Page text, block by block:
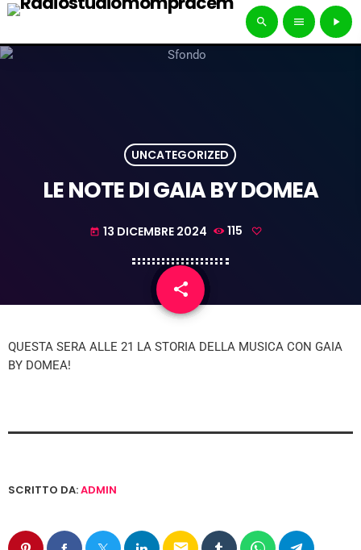
search menu play_arrow
UNCATEGORIZED
LE NOTE DI GAIA BY DOMEA
today 13 DICEMBRE 2024 115
share
email
QUESTA SERA ALLE 21 LA STORIA DELLA MUSICA CON GAIA
BY DOMEA!
SCRITTO DA:ADMIN